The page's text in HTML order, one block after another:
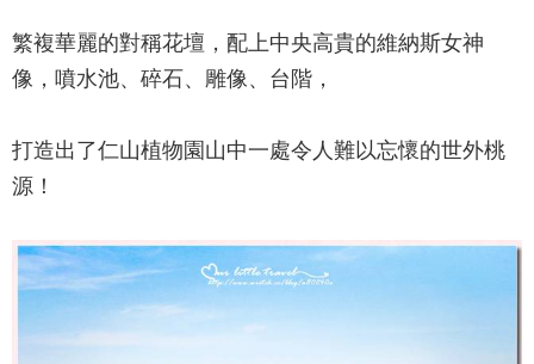
繁複華麗的對稱花壇，配上中央高貴的維納斯女神
像，噴水池、碎石、雕像、台階，
打造出了仁山植物園山中一處令人難以忘懷的世外桃
源！